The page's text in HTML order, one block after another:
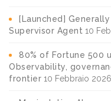
[Launched]
Supervisor Agent 10
80% of Fortune 500
Observability,
frontier 10 Febbraio 2026